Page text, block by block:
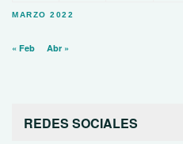
MARZO 2022
« Feb Abr »
REDES SOCIALES